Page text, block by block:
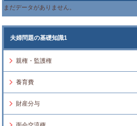
まだデータがありません。
夫婦問題の基礎知識1
親権・監護権
養育費
財産分与